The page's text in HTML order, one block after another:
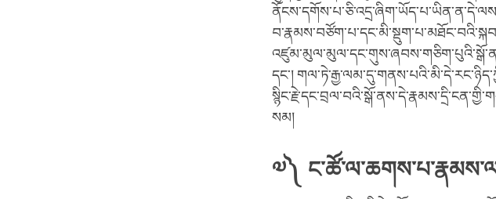
དང་།
སམ།
༧༽